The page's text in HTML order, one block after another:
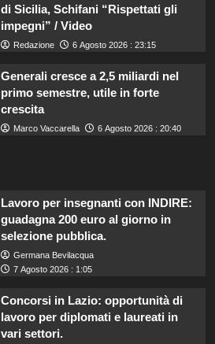
di Sicilia, Schifani “Rispettati gli
impegni” / Video
Redazione 6 Agosto 2026 : 23:15
Generali cresce a 2,5 miliardi nel
primo semestre, utile in forte
crescita
Marco Vaccarella 6 Agosto 2026 : 20:40
Lavoro per insegnanti con INDIRE:
guadagna 200 euro al giorno in
selezione pubblica.
Germana Bevilacqua
7 Agosto 2026 : 1:05
Concorsi in Lazio: opportunità di
lavoro per diplomati e laureati in
vari settori.